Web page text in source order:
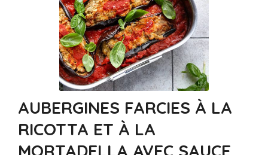
AUBERGINES FARCIES À LA
RICOTTA ET À LA
MORTADELLA AVEC SAUCE